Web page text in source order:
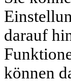
darauf
können